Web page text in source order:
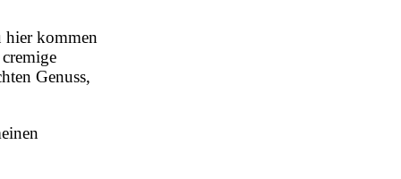
hier kommen
Genuss,